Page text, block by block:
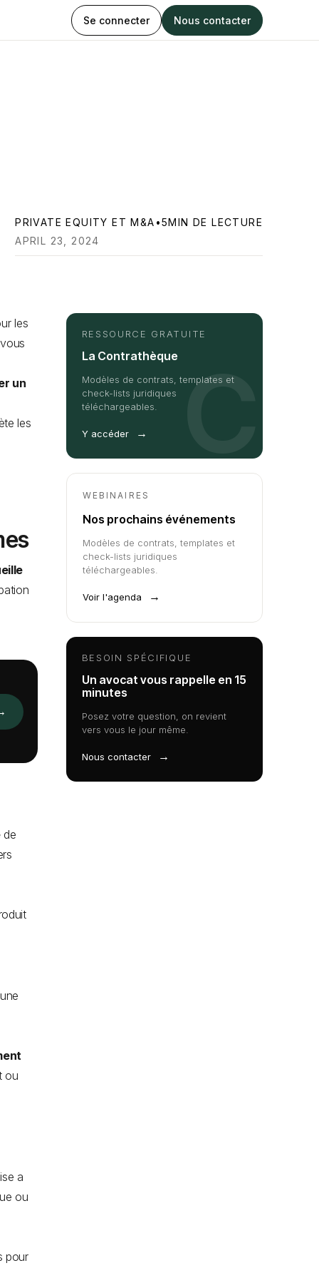
Se connecter Nous contacter
PRIVATE EQUITY ET M&A •5MIN DE LECTURE
APRIL 23, 2024
les
un
les
de
ou
a
ou
pour
RESSOURCE GRATUITE
La Contrathèque
Modèles de contrats, templates et
check-lists juridiques
téléchargeables.
Y accéder → C
WEBINAIRES
Nos prochains événements
Modèles de contrats, templates et
check-lists juridiques
téléchargeables.
Voir l'agenda →
BESOIN SPÉCIFIQUE
Un avocat vous rappelle en 15
minutes
Posez votre question, on revient
vers vous le jour même.
Nous contacter →